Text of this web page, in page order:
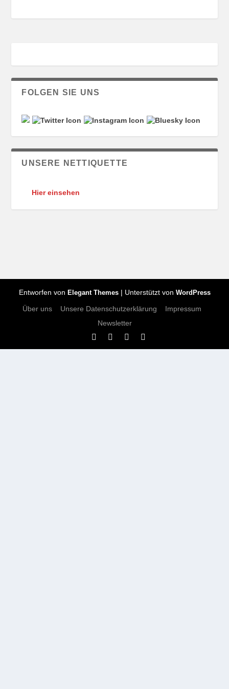
FOLGEN SIE UNS
UNSERE NETTIQUETTE
Hier einsehen
Entworfen von Elegant Themes| Unterstützt von WordPress
Über uns Unsere Datenschutzerklärung
Impressum
Newsletter